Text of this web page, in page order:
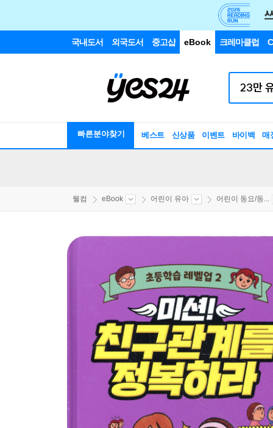
국내도서 외국도서 중고샵 eBook 크레마클럽
빠른분야찾기 베스트 신상품 이벤트 바이백 매
웰컴 eBook 어린이 유아 어린이 동요/동...